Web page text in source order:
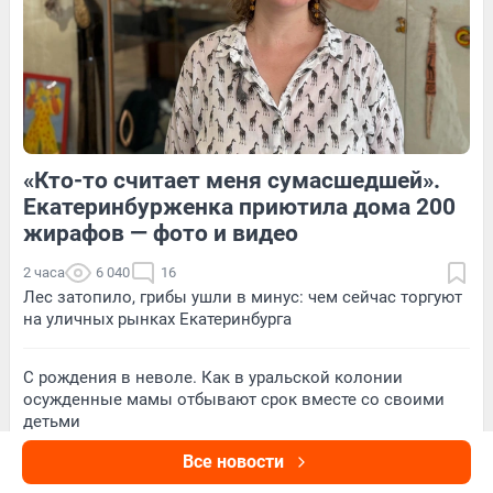
Все новости
Обсудить 102 Обсудить
274 4 202 Обсудить
«Кто-то считает меня сумасшедшей».
Екатеринбурженка приютила дома 200
жирафов — фото и видео
2 часа 6 040 16
Лес затопило, грибы ушли в минус: чем сейчас торгуют
на уличных рынках Екатеринбурга
С рождения в неволе. Как в уральской колонии
осужденные мамы отбывают срок вместе со своими
детьми
Первыми мчат на взрывы. Как в Екатеринбурге